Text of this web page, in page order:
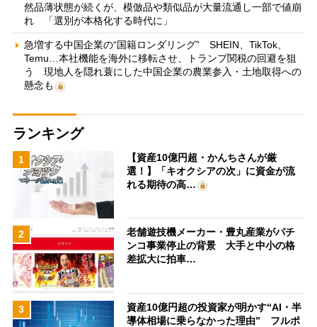
然品薄状態が続くが、模倣品や類似品が大量流通し一部で値崩
れ 「選別が本格化する時代に」
急増する中国企業の“国籍ロンダリング” SHEIN、TikTok、
Temu…本社機能を海外に移転させ、トランプ関税の回避を狙
う 現地人を隠れ蓑にした中国企業の農業参入・土地取得への
懸念も
ランキング
1
【資産10億円超・かんちさんが厳
選！】「キオクシアの次」に資金が流
れる期待の高…
2
老舗遊技機メーカー・豊丸産業がパチ
ンコ事業停止の背景 大手と中小の格
差拡大に拍車…
3
資産10億円超の投資家が明かす“AI・半
導体相場に乗らなかった理由” フルポ